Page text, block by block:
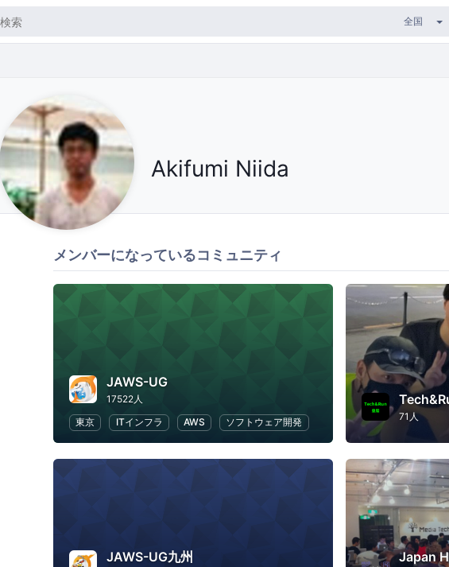
Akifumi Niida
メンバーになっているコミュニティ
JAWS-UG
17522人
東京
ITインフラ AWS ソフトウェア開発 71人
JAWS-UG九州 Japan